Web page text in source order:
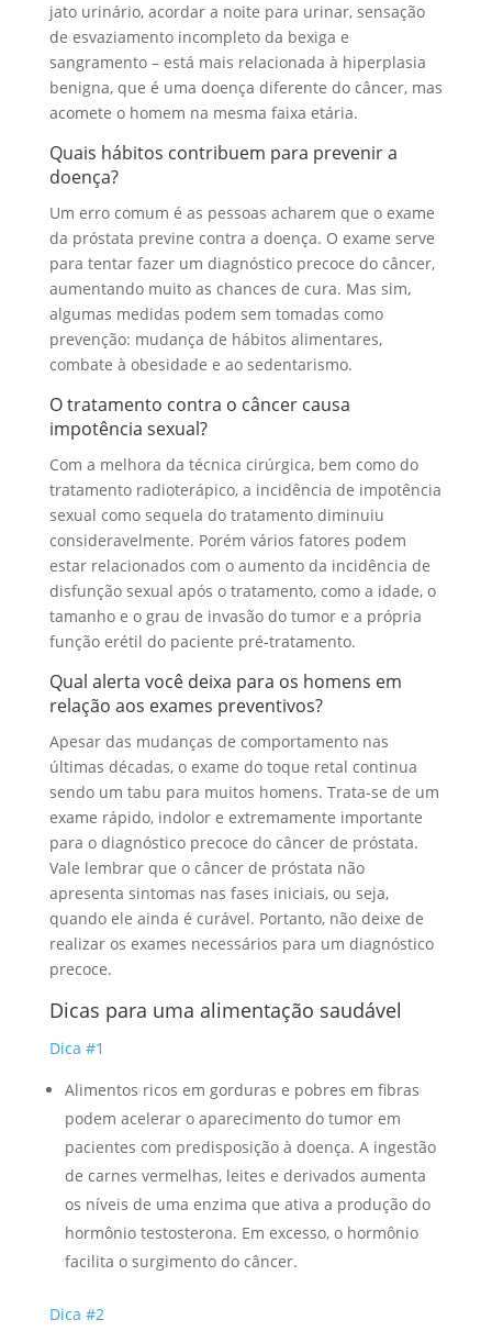
jato urinário, acordar a noite para urinar, sensação
de esvaziamento incompleto da bexiga e
sangramento – está mais relacionada à hiperplasia
benigna, que é uma doença diferente do câncer, mas
acomete o homem na mesma faixa etária.
Quais hábitos contribuem para prevenir a
doença?
Um erro comum é as pessoas acharem que o exame
da próstata previne contra a doença. O exame serve
para tentar fazer um diagnóstico precoce do câncer,
aumentando muito as chances de cura. Mas sim,
algumas medidas podem sem tomadas como
prevenção: mudança de hábitos alimentares,
combate à obesidade e ao sedentarismo.
O tratamento contra o câncer causa
impotência sexual?
Com a melhora da técnica cirúrgica, bem como do
tratamento radioterápico, a incidência de impotência
sexual como sequela do tratamento diminuiu
consideravelmente. Porém vários fatores podem
estar relacionados com o aumento da incidência de
disfunção sexual após o tratamento, como a idade, o
tamanho e o grau de invasão do tumor e a própria
função erétil do paciente pré-tratamento.
Qual alerta você deixa para os homens em
relação aos exames preventivos?
Apesar das mudanças de comportamento nas
últimas décadas, o exame do toque retal continua
sendo um tabu para muitos homens. Trata-se de um
exame rápido, indolor e extremamente importante
para o diagnóstico precoce do câncer de próstata.
Vale lembrar que o câncer de próstata não
apresenta sintomas nas fases iniciais, ou seja,
quando ele ainda é curável. Portanto, não deixe de
realizar os exames necessários para um diagnóstico
precoce.
Dicas para uma alimentação saudável
Dica #1
Alimentos ricos em gorduras e pobres em fibras
podem acelerar o aparecimento do tumor em
pacientes com predisposição à doença. A ingestão
de carnes vermelhas, leites e derivados aumenta
os níveis de uma enzima que ativa a produção do
hormônio testosterona. Em excesso, o hormônio
facilita o surgimento do câncer.
Dica #2